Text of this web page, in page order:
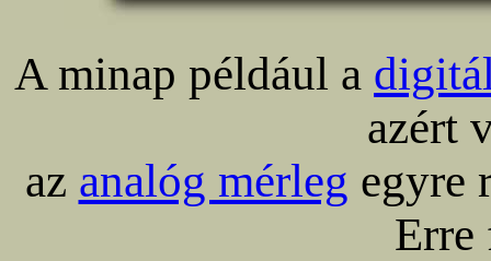
A minap például a
azért
az analóg mérleg egyre
Erre